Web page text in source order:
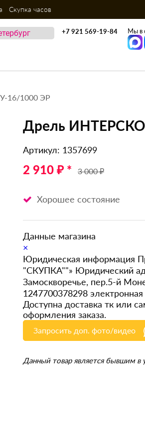
Скупка часов
+7 921 569-19-84 Мы в
16/1000 ЭР
Дрель
Артикул: 1357699
2 910 ₽ * 3 000 ₽
Хорошее состояние
Данные магазина
×
Юридическая информация
"СКУПКА""» Юридический
Замоскворечье, пер.5-й
1247700378298 электронная
Доступна доставка тк или
оформления заказа.
Запросить доп. фото/видео
Данный товар является бывшим в